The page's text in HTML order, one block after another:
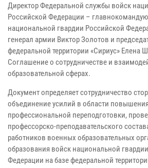
Директор Федеральной службы войск
Российской Федерации –
национальной гвардии Российской
генерал армии Виктор Золотов и
федеральной территории «Сириус» Елена
Соглашение о сотрудничестве и
образовательной сферах.
Документ определяет сотрудничество
объединение усилий в области
профессиональной переподготовки,
профессорско-преподавательского
работников военных образовательных
образования войск национальной
Федерации на базе федеральной